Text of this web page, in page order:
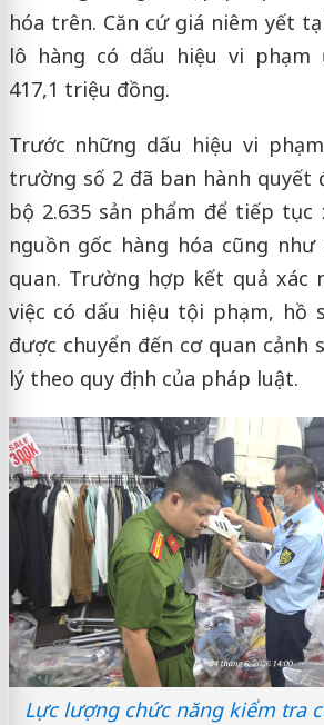
hóa trên. Căn cứ giá niêm yết
lô hàng có dấu hiệu vi phạm
417,1 triệu đồng.
Trước những dấu hiệu vi
trường số 2 đã ban hành quyết
bộ 2.635 sản phẩm để tiếp tục
nguồn gốc hàng hóa cũng
quan. Trường hợp kết quả xác
việc có dấu hiệu tội phạm, hồ
được chuyển đến cơ quan cảnh
lý theo quy định của pháp luật.
Lực lượng chức năng kiểm tra